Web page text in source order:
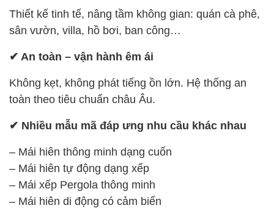
Thiết kế tinh tế, nâng tầm không gian: quán cà phê,
sân vườn, villa, hồ bơi, ban công…
✔ An toàn – vận hành êm ái
Không kẹt, không phát tiếng ồn lớn. Hệ thống an
toàn theo tiêu chuẩn châu Âu.
✔ Nhiều mẫu mã đáp ưng nhu cầu khác nhau
– Mái hiên thông minh dạng cuốn
– Mái hiên tự động dạng xếp
– Mái xếp Pergola thông minh
– Mái hiên di động có cảm biến